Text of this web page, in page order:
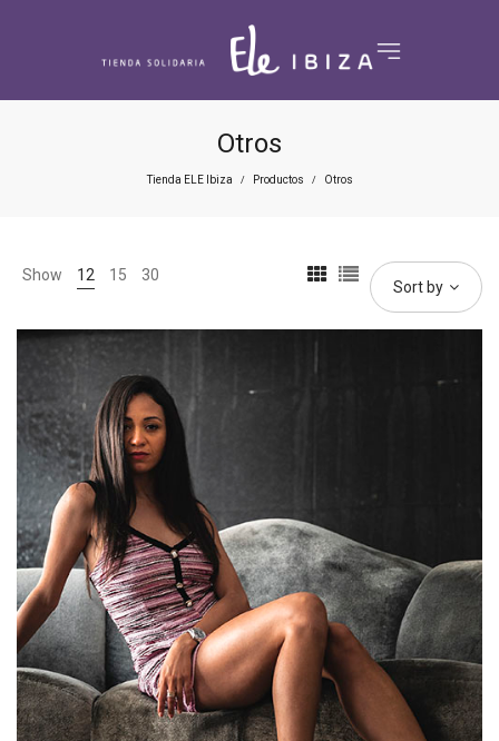
Otros
Tienda ELE Ibiza / Productos / Otros
Show 12 15 30
Sort by